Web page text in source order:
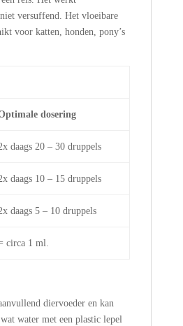
versuffend. Het vloeibare
voor katten, honden, pony’s
dosering
daags 20 – 30 druppels
daags 10 – 15 druppels
daags 5 – 10 druppels
circa 1 ml.
diervoeder en kan
water met een plastic lepel